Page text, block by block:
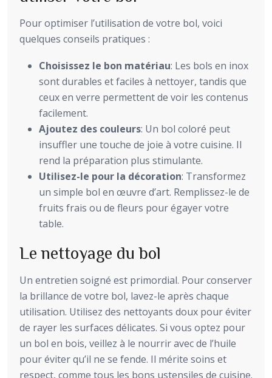
Pour optimiser l’utilisation de votre bol, voici
quelques conseils pratiques :
Choisissez le bon matériau: Les bols en inox
sont durables et faciles à nettoyer, tandis que
ceux en verre permettent de voir les contenus
facilement.
Ajoutez des couleurs: Un bol coloré peut
insuffler une touche de joie à votre cuisine. Il
rend la préparation plus stimulante.
Utilisez-le pour la décoration: Transformez
un simple bol en œuvre d’art. Remplissez-le de
fruits frais ou de fleurs pour égayer votre
table.
Le nettoyage du bol
Un entretien soigné est primordial. Pour conserver
la brillance de votre bol, lavez-le après chaque
utilisation. Utilisez des nettoyants doux pour éviter
de rayer les surfaces délicates. Si vous optez pour
un bol en bois, veillez à le nourrir avec de l’huile
pour éviter qu’il ne se fende. Il mérite soins et
respect, comme tous les bons ustensiles de cuisine.